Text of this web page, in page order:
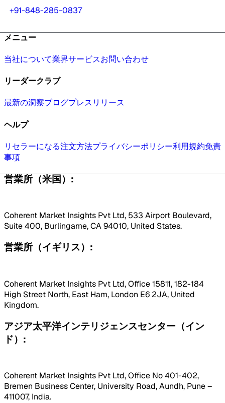
+91-848-285-0837
メニュー
当社について業界サービスお問い合わせ
リーダークラブ
最新の洞察ブログプレスリリース
ヘルプ
リセラーになる注文方法プライバシーポリシー利用規約免責
事項
営業所（米国）:
Coherent Market Insights Pvt Ltd, 533 Airport Boulevard,
Suite 400, Burlingame, CA 94010, United States.
営業所（イギリス）:
Coherent Market Insights Pvt Ltd, Office 15811, 182-184
High Street North, East Ham, London E6 2JA, United
Kingdom.
アジア太平洋インテリジェンスセンター（イン
ド）:
Coherent Market Insights Pvt Ltd, Office No 401-402,
Bremen Business Center, University Road, Aundh, Pune –
411007, India.